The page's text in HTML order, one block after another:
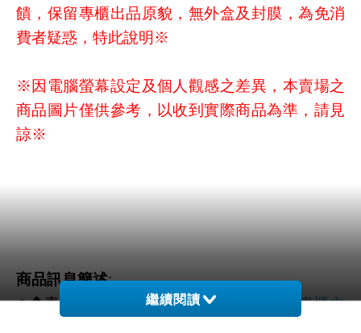
饋，保留專櫃出品原貌，無外盒及封膜，為免消
費者疑惑，特此說明※
※因電腦螢幕設定及個人觀感之差異，本賣場之
商品圖片僅供參考，以收到實際商品為準，請見
諒※
商品訊息簡述:
⊕◆青春露加大限量版超值組下殺中
百貨專櫃內
繼續閱讀